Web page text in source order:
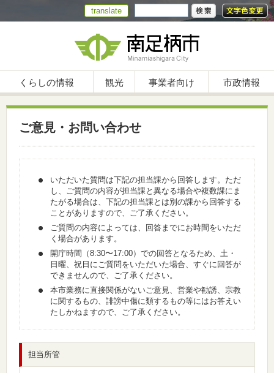
translate
くらしの情報 観光 事業者向け 市政情報
ご意見・お問い合わせ
いただいた質問は下記の担当課から回答します。ただ
し、ご質問の内容が担当課と異なる場合や複数課にま
たがる場合は、下記の担当課とは別の課から回答する
ことがありますので、ご了承ください。
ご質問の内容によっては、回答までにお時間をいただ
く場合があります。
開庁時間（8:30〜17:00）での回答となるため、土・
日曜、祝日にご質問をいただいた場合、すぐに回答が
できませんので、ご了承ください。
本市業務に直接関係がないご意見、営業や勧誘、宗教
に関するもの、誹謗中傷に類するもの等にはお答えい
たしかねますので、ご了承ください。
担当所管